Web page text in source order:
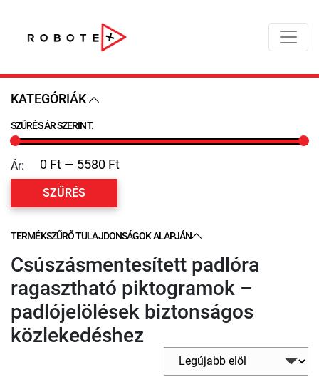
KATEGÓRIÁK
SZŰRÉS ÁR SZERINT.
Ár:
SZŰRÉS
TERMÉKSZŰRŐ TULAJDONSÁGOK ALAPJÁN
Csúszásmentesített padlóra
ragasztható piktogramok –
padlójelölések biztonságos
közlekedéshez